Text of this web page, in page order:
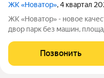
ЖК «Новатор», 4 квартал
ЖК «Новатор» - новое
двор парк без машин, площадь 2 000 м. Здесь есть
спортивные зоны
высшем уровне: система
Позвонить